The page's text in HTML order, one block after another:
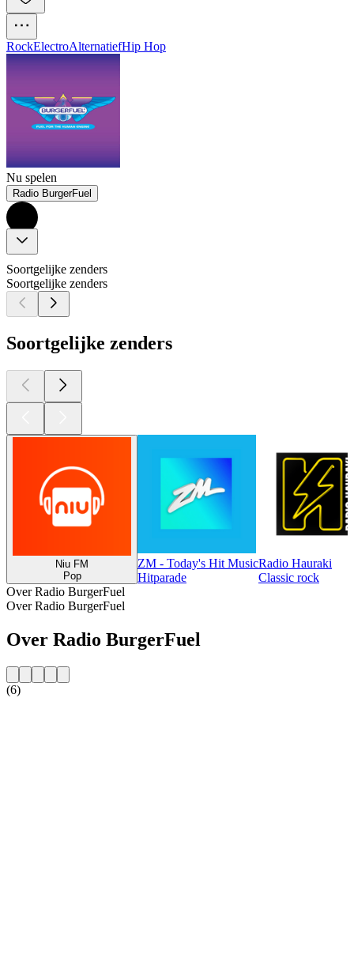
RockElectroAlternatiefHip Hop
Nu spelen
Radio BurgerFuel
Soortgelijke zenders
Soortgelijke zenders
Soortgelijke zenders
Niu FM
Pop
ZM - Today's Hit Music
Hitparade
Radio Hauraki
Classic rock
Over Radio BurgerFuel
Over Radio BurgerFuel
Over Radio BurgerFuel
(6)